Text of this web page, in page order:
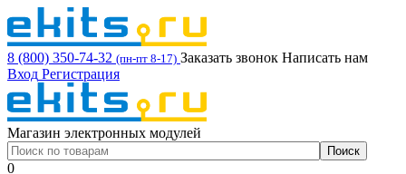
8 (800) 350-74-32 (пн-пт 8-17) Заказать звонок Написать нам
Вход Регистрация
Магазин электронных модулей
0